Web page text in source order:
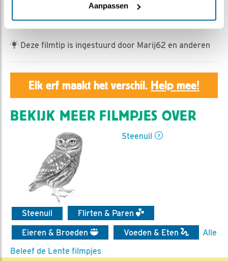
Aanpassen
Deze filmtip is ingestuurd door Marij62 en anderen
Elk erf maakt het verschil. Help mee!
BEKIJK MEER FILMPJES OVER
Steenuil
Steenuil
Flirten & Paren
Eieren & Broeden
Voeden & Eten
Alle
Beleef de Lente filmpjes